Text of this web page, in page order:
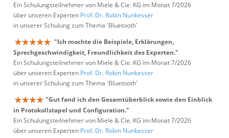
Ein Schulungsteilnehmer von Miele & Cie. KG im Monat 7/2026
über unseren Experten Prof. Dr. Robin Nunkesser
in unserer Schulung zum Thema 'Bluetooth'
"Ich mochte die Beispiele, Erklärungen,
Sprechgeschwindigkeit, Freundlichkeit des Experten."
Ein Schulungsteilnehmer von Miele & Cie. KG im Monat 7/2026
über unseren Experten Prof. Dr. Robin Nunkesser
in unserer Schulung zum Thema 'Bluetooth'
"Gut fand ich den Gesamtüberblick sowie den Einblick
in Protokollstapel und Configuration."
Ein Schulungsteilnehmer von Miele & Cie. KG im Monat 7/2026
über unseren Experten Prof. Dr. Robin Nunkesser